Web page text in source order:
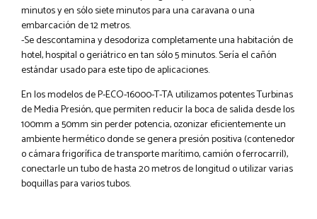
minutos y en sólo siete minutos para una caravana o una
embarcación de 12 metros.
-Se descontamina y desodoriza completamente una habitación de
hotel, hospital o geriátrico en tan sólo 5 minutos. Sería el cañón
estándar usado para este tipo de aplicaciones.
En los modelos de P-ECO-16000-T-TA utilizamos potentes Turbinas
de Media Presión, que permiten reducir la boca de salida desde los
100mm a 50mm sin perder potencia, ozonizar eficientemente un
ambiente hermético donde se genera presión positiva (contenedor
o cámara frigorífica de transporte marítimo, camión o ferrocarril),
conectarle un tubo de hasta 20 metros de longitud o utilizar varias
boquillas para varios tubos.